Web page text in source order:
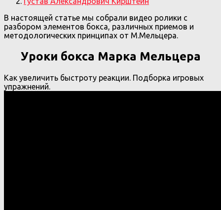
В настоящей статье мы собрали видео ролики с
разбором элементов бокса, различных приемов и
методологических принципах от М.Мельцера.
Уроки бокса Марка Мельцера
Как увеличить быстроту реакции. Подборка игровых
упражнений.